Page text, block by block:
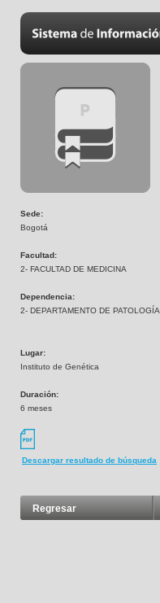
Sede:
Bogotá
Facultad:
2- FACULTAD DE MEDICINA
Dependencia:
2- DEPARTAMENTO DE PATOLOGÍA
Lugar:
Instituto de Genética
Duración:
6 meses
Descargar resultado de búsqueda
Regresar